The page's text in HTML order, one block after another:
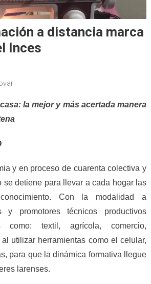
a distancia marca
Inces
la mejor y más acertada manera
y en proceso de cuarenta colectiva y
se detiene para llevar a cada hogar las
Con la modalidad a
y promotores técnicos
productivos
como: textil, agrícola, comercio,
al utilizar herramientas como el celular,
para que la dinámica formativa llegue
larenses.